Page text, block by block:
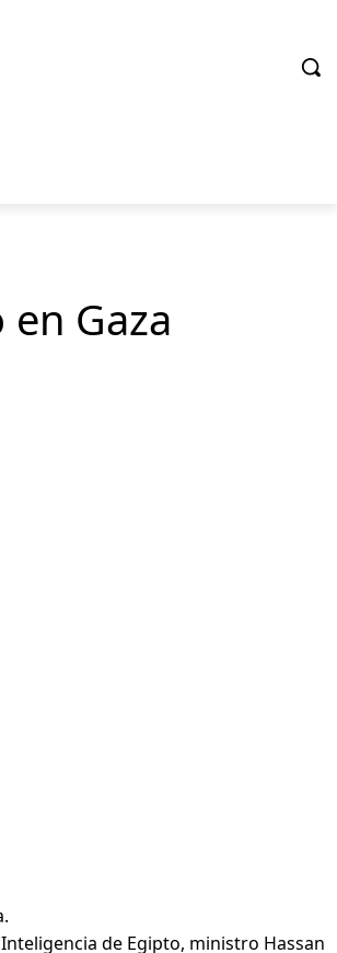
Gaza
de Egipto, ministro Hassan